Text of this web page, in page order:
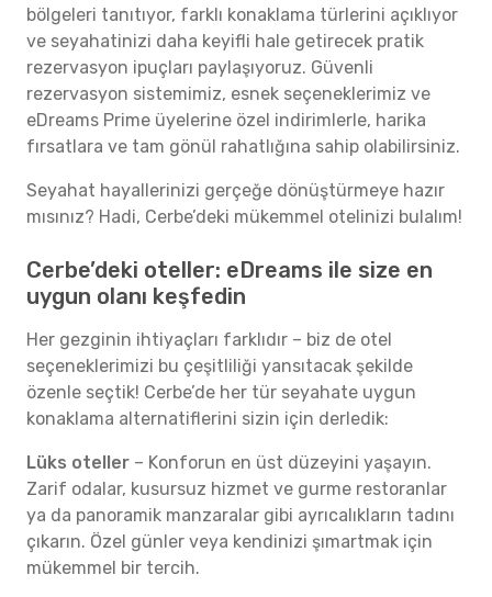
bölgeleri tanıtıyor, farklı konaklama türlerini açıklıyor
ve seyahatinizi daha keyifli hale getirecek pratik
rezervasyon ipuçları paylaşıyoruz. Güvenli
rezervasyon sistemimiz, esnek seçeneklerimiz ve
eDreams Prime üyelerine özel indirimlerle, harika
fırsatlara ve tam gönül rahatlığına sahip olabilirsiniz.
Seyahat hayallerinizi gerçeğe dönüştürmeye hazır
mısınız? Hadi, Cerbe’deki mükemmel otelinizi bulalım!
Cerbe’deki oteller: eDreams ile size en
uygun olanı keşfedin
Her gezginin ihtiyaçları farklıdır – biz de otel
seçeneklerimizi bu çeşitliliği yansıtacak şekilde
özenle seçtik! Cerbe’de her tür seyahate uygun
konaklama alternatiflerini sizin için derledik:
Lüks oteller – Konforun en üst düzeyini yaşayın.
Zarif odalar, kusursuz hizmet ve gurme restoranlar
ya da panoramik manzaralar gibi ayrıcalıkların tadını
çıkarın. Özel günler veya kendinizi şımartmak için
mükemmel bir tercih.